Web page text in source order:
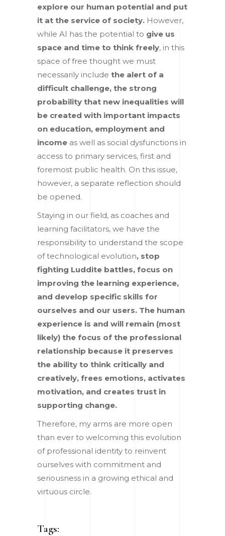
explore our human potential and put
it at the service of society. However,
while AI has the potential to give us
space and time to think freely, in this
space of free thought we must
necessarily include the alert of a
difficult challenge, the strong
probability that new inequalities will
be created with important impacts
on education, employment and
income as well as social dysfunctions in
access to primary services, first and
foremost public health. On this issue,
however, a separate reflection should
be opened.
Staying in our field, as coaches and
learning facilitators, we have the
responsibility to understand the scope
of technological evolution, stop
fighting Luddite battles, focus on
improving the learning experience,
and develop specific skills for
ourselves and our users. The human
experience is and will remain (most
likely) the focus of the professional
relationship because it preserves
the ability to think critically and
creatively, frees emotions, activates
motivation, and creates trust in
supporting change.
Therefore, my arms are more open
than ever to welcoming this evolution
of professional identity to reinvent
ourselves with commitment and
seriousness in a growing ethical and
virtuous circle.
Tags: